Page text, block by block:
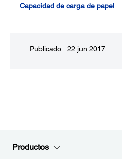
Capacidad de carga de papel
Publicado: 22 jun 2017
Productos